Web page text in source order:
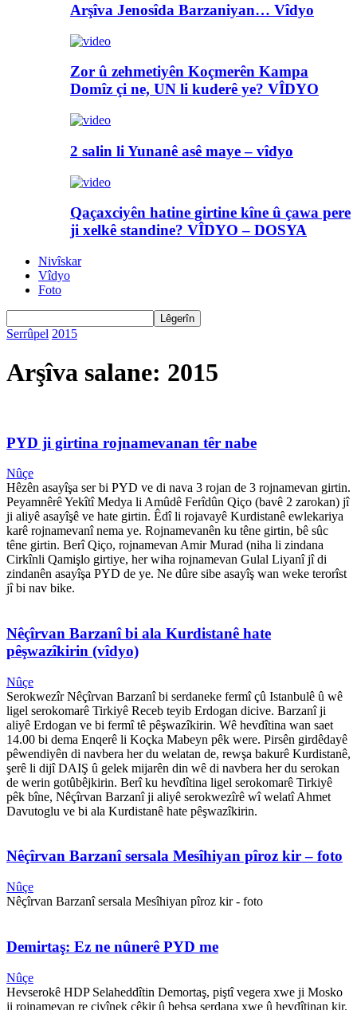
Arşîva Jenosîda Barzaniyan… Vîdyo
Zor û zehmetiyên Koçmerên Kampa
Domîz çi ne, UN li kuderê ye? VÎDYO
2 salin li Yunanê asê maye – vîdyo
Qaçaxciyên hatine girtine kîne û çawa pere
ji xelkê standine? VÎDYO – DOSYA
Nivîskar
Vîdyo
Foto
Serrûpel 2015
Arşîva salane: 2015
PYD ji girtina rojnamevanan têr nabe
Nûçe
Hêzên asayîşa ser bi PYD ve di nava 3 rojan de 3 rojnamevan girtin.
Peyamnêrê Yekîtî Medya li Amûdê Ferîdûn Qiço (bavê 2 zarokan) jî
ji aliyê asayîşê ve hate girtin. Êdî li rojavayê Kurdistanê ewlekariya
karê rojnamevanî nema ye. Rojnamevanên ku têne girtin, bê sûc
têne girtin. Berî Qiço, rojnamevan Amir Murad (niha li zindana
Cirkînli Qamişlo girtiye, her wiha rojnamevan Gulal Liyanî jî di
zindanên asayîşa PYD de ye. Ne dûre sibe asayîş wan weke terorîst
jî bi nav bike.
Nêçîrvan Barzanî bi ala Kurdistanê hate
pêşwazîkirin (vîdyo)
Nûçe
Serokwezîr Nêçîrvan Barzanî bi serdaneke fermî çû Istanbulê û wê
ligel serokomarê Tirkiyê Receb teyib Erdogan dicive. Barzanî ji
aliyê Erdogan ve bi fermî tê pêşwazîkirin. Wê hevdîtina wan saet
14.00 bi dema Enqerê li Koçka Mabeyn pêk were. Pirsên girdêdayê
pêwendiyên di navbera her du welatan de, rewşa bakurê Kurdistanê,
şerê li dijî DAIŞ û gelek mijarên din wê di navbera her du serokan
de werin gotûbêjkirin. Berî ku hevdîtina ligel serokomarê Tirkiyê
pêk bîne, Nêçîrvan Barzanî ji aliyê serokwezîrê wî welatî Ahmet
Davutoglu ve bi ala Kurdistanê hate pêşwazîkirin.
Nêçîrvan Barzanî sersala Mesîhiyan pîroz kir – foto
Nûçe
Nêçîrvan Barzanî sersala Mesîhiyan pîroz kir - foto
Demirtaş: Ez ne nûnerê PYD me
Nûçe
Hevserokê HDP Selaheddîtin Demortaş, piştî vegera xwe ji Mosko
ji rojnamevan re civînek çêkir û behsa serdana xwe û hevdîtinan kir.